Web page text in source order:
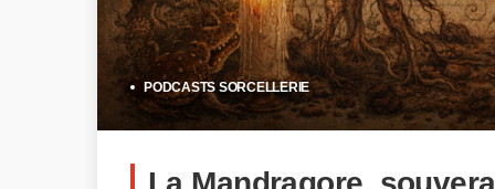
PODCASTS SORCELLERIE